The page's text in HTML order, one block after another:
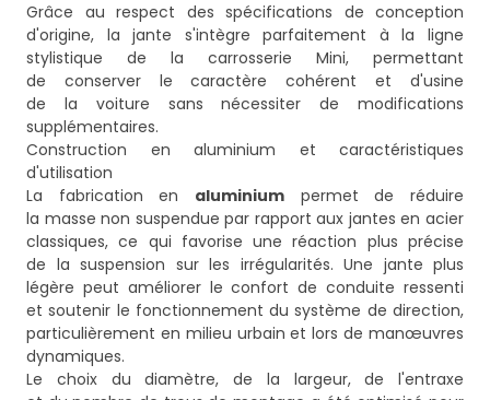
Grâce au respect des spécifications de conception
d'origine, la jante s'intègre parfaitement à la ligne
stylistique de la carrosserie Mini, permettant
de conserver le caractère cohérent et d'usine
de la voiture sans nécessiter de modifications
supplémentaires.
Construction en aluminium et caractéristiques
d'utilisation
La fabrication en aluminium permet de réduire
la masse non suspendue par rapport aux jantes en acier
classiques, ce qui favorise une réaction plus précise
de la suspension sur les irrégularités. Une jante plus
légère peut améliorer le confort de conduite ressenti
et soutenir le fonctionnement du système de direction,
particulièrement en milieu urbain et lors de manœuvres
dynamiques.
Le choix du diamètre, de la largeur, de l'entraxe